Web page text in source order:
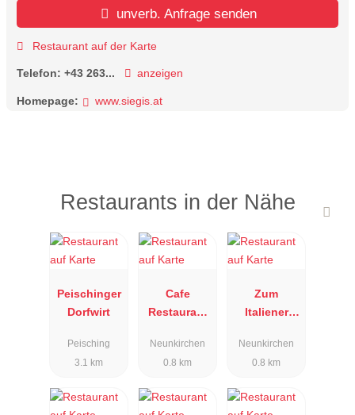
unverb. Anfrage senden
Restaurant auf der Karte
Telefon: +43 263... anzeigen
Homepage: www.siegis.at
Restaurants in der Nähe
Peischinger
Dorfwirt
Peisching
3.1 km
Cafe
Restaurant
hen
Neunkirchen
0.8 km
Zum
Italiener
Luigi
Neunkirchen
0.8 km